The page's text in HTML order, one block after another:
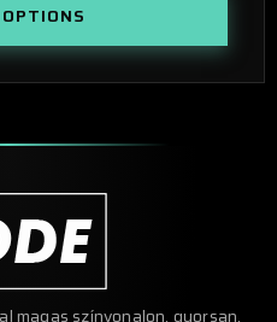
magas színvonalon, gyorsan,